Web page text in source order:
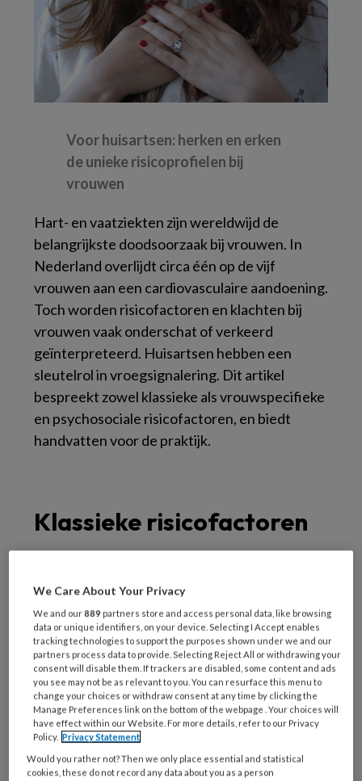
Voor huisartsen: herken en erken
de unieke risicoprofielen bij
vrouwen
Hart- en vaatziekten zijn wereldwijd de
belangrijkste doodsoorzaak bij vrouwen. In
Nederland overlijdt circa één op de vijf
vrouwen aan een cardiovasculaire aandoening.
Toch worden risicofactoren en klachten bij
vrouwen vaak onderschat of verkeerd
geïnterpreteerd. Huisartsen hebben een
sleutelrol in vroegsignalering. Dit artikel
bespreekt zowel klassieke als vrouwspecifieke
en psychosociale risicofactoren, en biedt
handvatten voor de praktijk.
Klassieke risicofactoren
Hoge bloeddruk komt bij vrouwen vaak pas na
de menopauze tot uiting. De afname van
oestrogeen leidt tot vasculaire stijfheid en
verhoogde systolische waarden. Bij vrouwen
wordt hypertensie soms gezien als
stressgerelateerd, wat leidt tot
onderdiagnostiek.
Praktijkadvies:Meet bij vrouwen vanaf 40
We Care About Your Privacy
We and our889 partners store and access personal data, like browsing
data or unique identifiers, on your device. Selecting I Accept enables
tracking technologies to support the purposes shown under we and our
partners process data to provide. Selecting Reject All or withdrawing your
consent will disable them. If trackers are disabled, some content and ads
you see may not be as relevant to you. You can resurface this menu to
change your choices or withdraw consent at any time by clicking the
Manage Preferences link on the bottom of the webpage . Your choices will
have effect within our Website. For more details, refer to our Privacy
Policy. Privacy Statement
Would you rather not? Then we only place essential and statistical
cookies, these do not record any data about you as a person